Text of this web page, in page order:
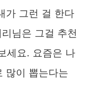
가 그런 걸 한다
님은 그걸 추천
세요. 요즘은 나
많이 뽑는다는